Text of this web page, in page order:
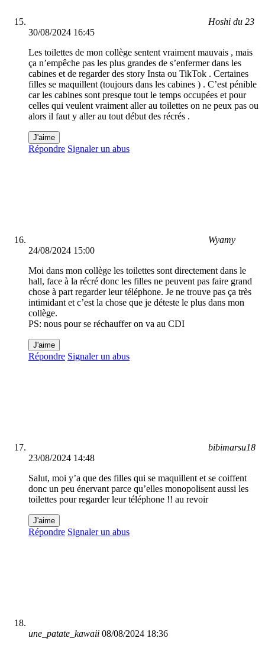
Hoshi du 23
30/08/2024 16:45
Les toilettes de mon collège sentent vraiment mauvais , mais
ça n’empêche pas les plus grandes de s’enfermer dans les
cabines et de regarder des story Insta ou TikTok . Certaines
filles se maquillent (toujours dans les cabines ) . C’est pénible
car les cabines sont presque tout le temps occupées et pour
celles qui veulent vraiment aller au toilettes on ne peux pas ou
alors il faut y aller au tout début des récrés .
J'aime
Répondre Signaler un abus
Wyamy
24/08/2024 15:00
Moi dans mon collège les toilettes sont directement dans le
hall, face à la récré donc les filles ne peuvent pas faire grand
chose à part regarder leur téléphone. Je ne trouve pas ça très
intimidant et c’est la chose que je déteste le plus dans mon
collège.
PS: nous pour se réchauffer on va au CDI
J'aime
Répondre Signaler un abus
bibimarsu18
23/08/2024 14:48
Salut, moi y’a que des filles qui se maquillent et se coiffent
donc un peu énervant parce qu’elles monopolisent aussi les
toilettes pour regarder leur téléphone !! au revoir
J'aime
Répondre Signaler un abus
une_patate_kawaii 08/08/2024 18:36